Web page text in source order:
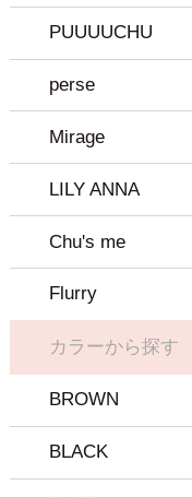
PUUUUCHU
perse
Mirage
LILY ANNA
Chu's me
Flurry
カラーから探す
BROWN
BLACK